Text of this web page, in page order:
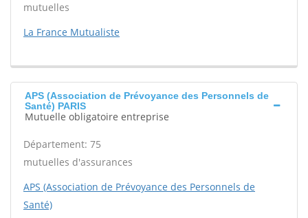
mutuelles
La France Mutualiste
APS (Association de Prévoyance des Personnels de
Santé) PARIS
Mutuelle obligatoire entreprise
Département: 75
mutuelles d'assurances
APS (Association de Prévoyance des Personnels de
Santé)